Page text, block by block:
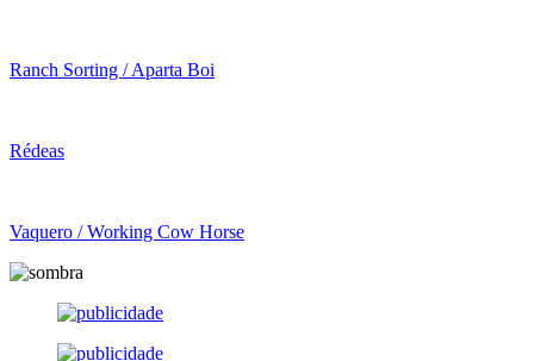
Ranch Sorting / Aparta Boi
Rédeas
Vaquero / Working Cow Horse